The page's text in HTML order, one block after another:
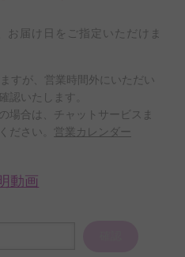
お届け日をご指定いただけま
すが、営業時間外にいただい
認いたします。
場合は、チャットサービスま
ださい。
営業カレンダー
動画